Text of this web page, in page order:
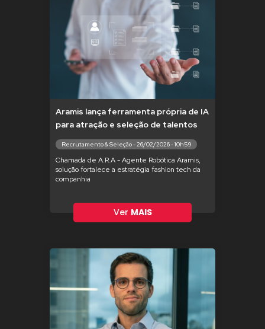
Aramis lança ferramenta própria de IA
para atração e seleção de talentos
Recrutamento & Seleção - 26/02/2026 - 10h59
Chamada de A.R.A - Agente Robótica Aramis,
solução fortalece a estratégia fashion tech da
companhia
Ver MAIS